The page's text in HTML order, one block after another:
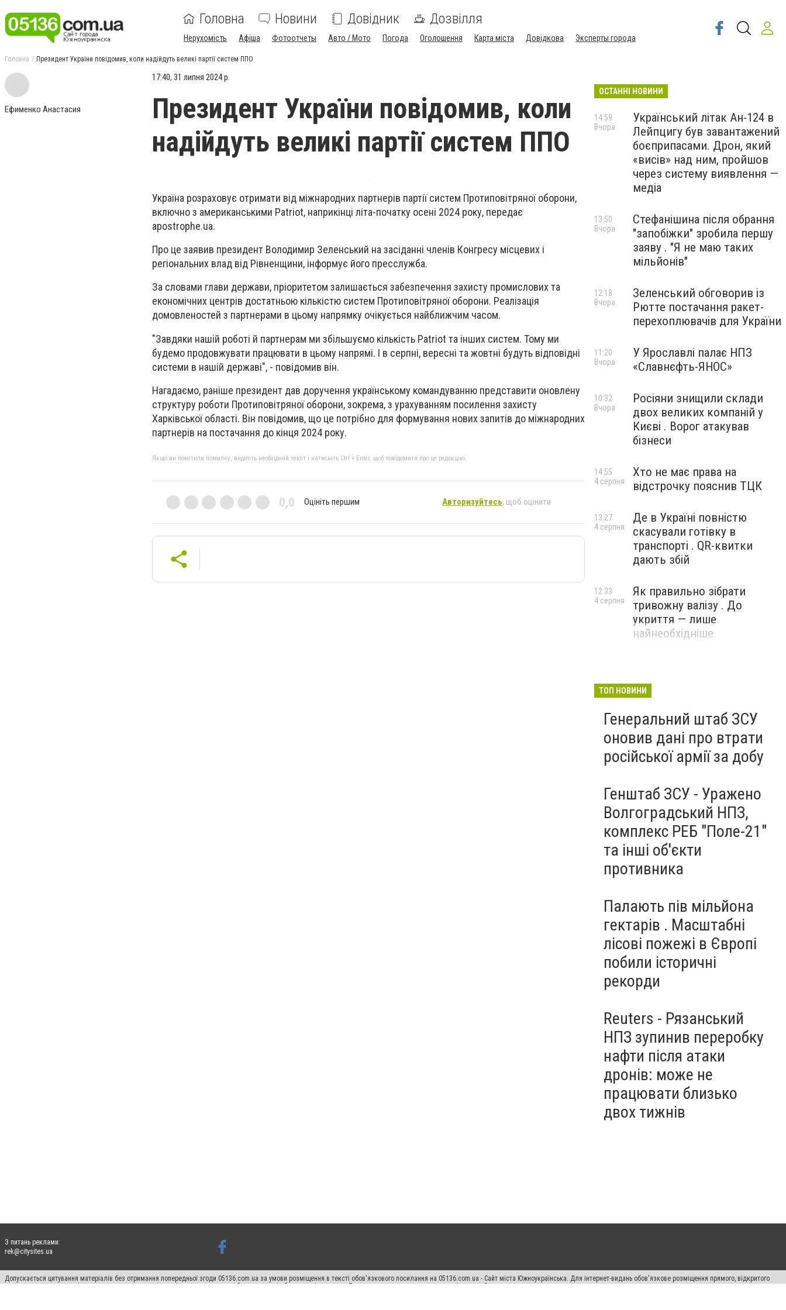
Головна Новини Довідник Дозвілля
Нерухомість Афіша Фотоотчеты Авто / Мото Погода Оголошення Карта міста Довідкова Эксперты города
Головна Президент України повідомив, коли надійдуть великі партії систем ППО
Ефименко Анастасия
17:40, 31 липня 2024 р.
Президент України повідомив, коли
надійдуть великі партії систем ППО
Україна розраховує отримати від міжнародних партнерів партії систем Протиповітряної оборони,
включно з американськими Patriot, наприкінці літа-початку осені 2024 року, передає
apostrophe.ua.
Про це заявив президент Володимир Зеленський на засіданні членів Конгресу місцевих і
регіональних влад від Рівненщини, інформує його пресслужба.
За словами глави держави, пріоритетом залишається забезпечення захисту промислових та
економічних центрів достатньою кількістю систем Протиповітряної оборони. Реалізація
домовленостей з партнерами в цьому напрямку очікується найближчим часом.
"Завдяки нашій роботі й партнерам ми збільшуємо кількість Patriot та інших систем. Тому ми
будемо продовжувати працювати в цьому напрямі. І в серпні, вересні та жовтні будуть відповідні
системи в нашій державі", - повідомив він.
Нагадаємо, раніше президент дав доручення українському командуванню представити оновлену
структуру роботи Протиповітряної оборони, зокрема, з урахуванням посилення захисту
Харківської області. Він повідомив, що це потрібно для формування нових запитів до міжнародних
партнерів на постачання до кінця 2024 року.
Якщо ви помітили помилку, виділіть необхідний текст і натисніть Ctrl + Enter, щоб повідомити про це редакцію
0,0 Оцініть першим Авторизуйтесь, щоб оцінити
ОСТАННІ НОВИНИ
Український літак Ан-124 в
Лейпцигу був завантажений
боєприпасами. Дрон, який
«висів» над ним, пройшов
через систему виявлення —
медіа
14:59
Вчора
Стефанішина після обрання
"запобіжки" зробила першу
заяву . "Я не маю таких
мільйонів"
13:50
Вчора
Зеленський обговорив із
Рютте постачання ракет-
перехоплювачів для України
12:18
Вчора
У Ярославлі палає НПЗ
«Славнєфть-ЯНОС»
11:20
Вчора
Росіяни знищили склади
двох великих компаній у
Києві . Ворог атакував
бізнеси
10:32
Вчора
Хто не має права на
відстрочку пояснив ТЦК
14:55
4 серпня
Де в Україні повністю
скасували готівку в
транспорті . QR-квитки
дають збій
13:27
4 серпня
Як правильно зібрати
тривожну валізу . До
укриття — лише
найнеобхідніше
12:33
4 серпня
ТОП НОВИНИ
Генеральний штаб ЗСУ
оновив дані про втрати
російської армії за добу
Генштаб ЗСУ - Уражено
Волгоградський НПЗ,
комплекс РЕБ "Поле-21"
та інші об'єкти
противника
Палають пів мільйона
гектарів . Масштабні
лісові пожежі в Європі
побили історичні
рекорди
Reuters - Рязанський
НПЗ зупинив переробку
нафти після атаки
дронів: може не
працювати близько
двох тижнів
З питань реклами:
rek@citysites.ua
Допускається цитування матеріалів без отримання попередньої згоди 05136.com.ua за умови розміщення в тексті обов'язкового посилання на 05136.com.ua - Сайт міста Южноукраїнська. Для інтернет-видань обов'язкове розміщення прямого, відкритого
для пошукових систем гіперпосилання на цитовані статті не нижче другого абзацу в тексті або в якості джерела. Порушення виняткових прав переслідується Законом.